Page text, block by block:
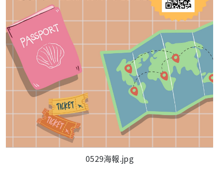
0529海報.jpg